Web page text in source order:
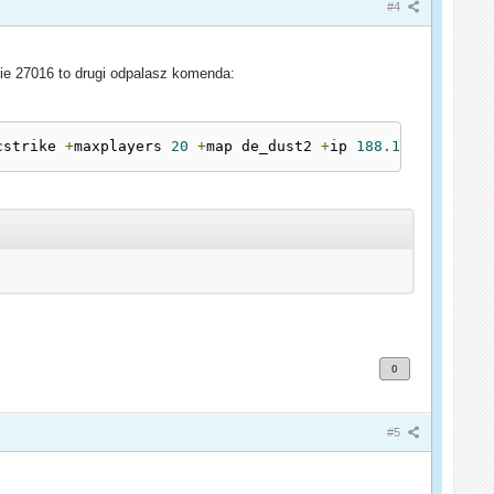
#4
27016 to drugi odpalasz komenda:
cstrike +maxplayers 20 +map de_dust2 +ip 188.116
0
#5